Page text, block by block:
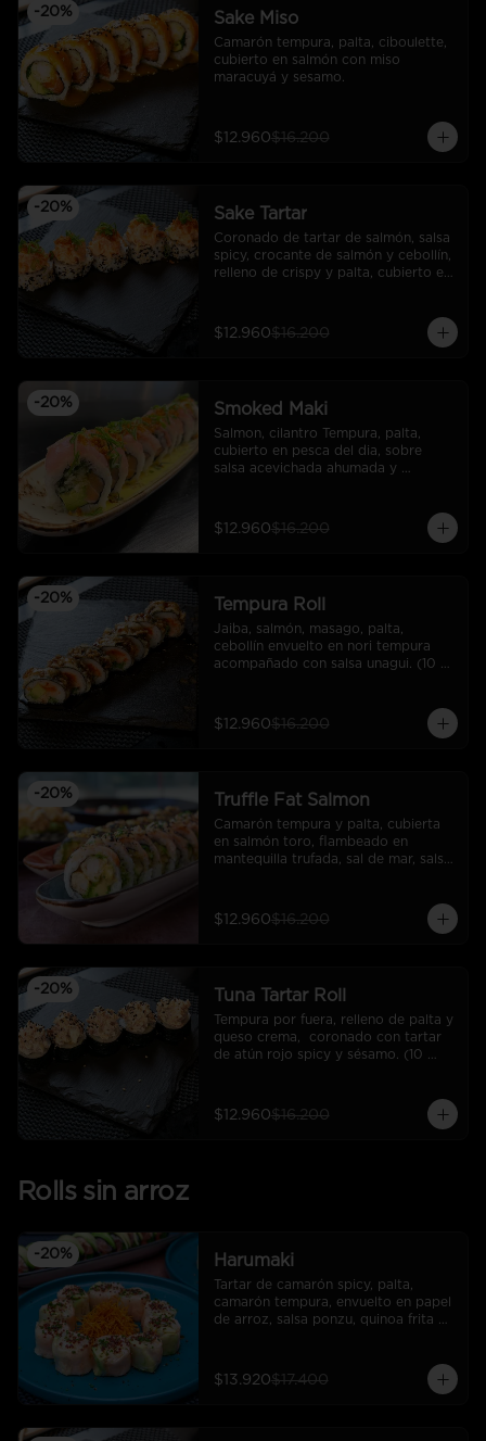
-20% Sake Miso
Camarón tempura, palta, ciboulette,
cubierto en salmón con miso
maracuyá y sesamo.
$12.960$16.200
-20% Sake Tartar
Coronado de tartar de salmón, salsa
spicy, crocante de salmón y cebollín,
relleno de crispy y palta, cubierto en
$12.960$16.200
-20% Smoked Maki
Salmon, cilantro Tempura, palta,
cubierto en pesca del dia, sobre
salsa acevichada ahumada y
$12.960$16.200
-20% Tempura Roll
Jaiba, salmón, masago, palta,
cebollín envuelto en nori tempura
acompañado con salsa unagui. (10
$12.960$16.200
-20% Truffle Fat Salmon
Camarón tempura y palta, cubierta
en salmón toro, flambeado en
mantequilla trufada, sal de mar, salsa
$12.960$16.200
-20% Tuna Tartar Roll
Tempura por fuera, relleno de palta y
queso crema,  coronado con tartar
de atún rojo spicy y sésamo. (10
$12.960$16.200
Rolls sin arroz
-20% Harumaki
Tartar de camarón spicy, palta,
camarón tempura, envuelto en papel
de arroz, salsa ponzu, quinoa frita y
$13.920$17.400